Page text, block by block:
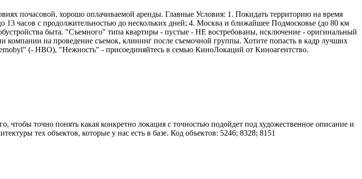
почасовой, хорошо оплачиваемой аренды. Главные Условия: 1. Покидать территорию на время
13 часов с продолжительностью до нескольких дней; 4. Москва и ближайшее Подмосковье (до 80 км
быта. "Съемного" типа квартиры - пустые - НЕ востребованы, исключение - оригинальный
компании на проведение съемок, клининг после съемочной группы. Хотите попасть в кадр лучших
(- HBO), "Нежность" - присоединяйтесь в семью КиноЛокаций от Киноагентство.
чтобы точно понять какая конкретно локация с точностью подойдет под художественное описание и
тех объектов, которые у нас есть в базе. Код объектов: 5246; 8328; 8151